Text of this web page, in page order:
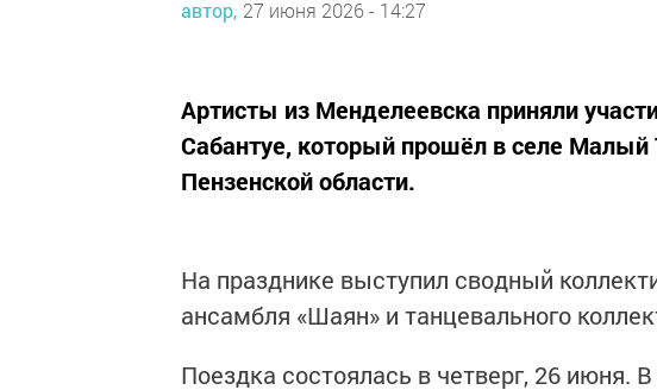
автор, 27 июня 2026 - 14:27
Артисты из Менделеевска приняли
Сабантуе, который прошёл в селе Малый
Пензенской области.
На празднике выступил сводный
ансамбля «Шаян» и танцевального
Поездка состоялась в четверг, 26 июня.